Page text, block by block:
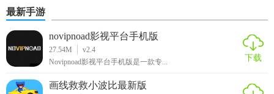
3. 多用户协作：支持多用户同时在线操作，实现团队协作和
信息共享。
【药信2026版推荐】
药信2026版以其全面的功能、高效的操作体验及强大的数据
最新手游
novipnoad影视平台手机版
27.54M
v2.4
Novipnoad影视平台手机版是一款专...
下载
画线救救小波比最新版